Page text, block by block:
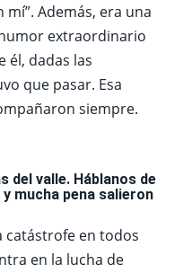
Además, era una
extraordinario
él, dadas las
que pasar. Esa
siempre.
del valle. Háblanos de
mucha pena salieron
catástrofe en todos
en la lucha de